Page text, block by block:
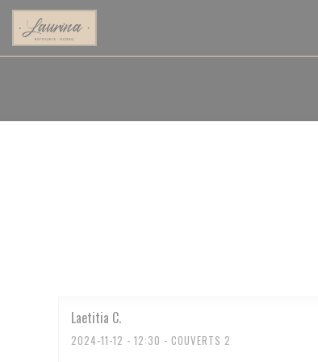
Personnalisation de vos choix en matière de cookies
Laetitia C
2024-11-12 - 12:30 - COUVERTS 2